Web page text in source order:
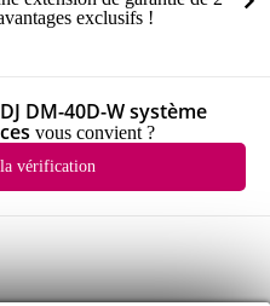
exclusifs !
DM-40D-W système
vous convient ?
vérification